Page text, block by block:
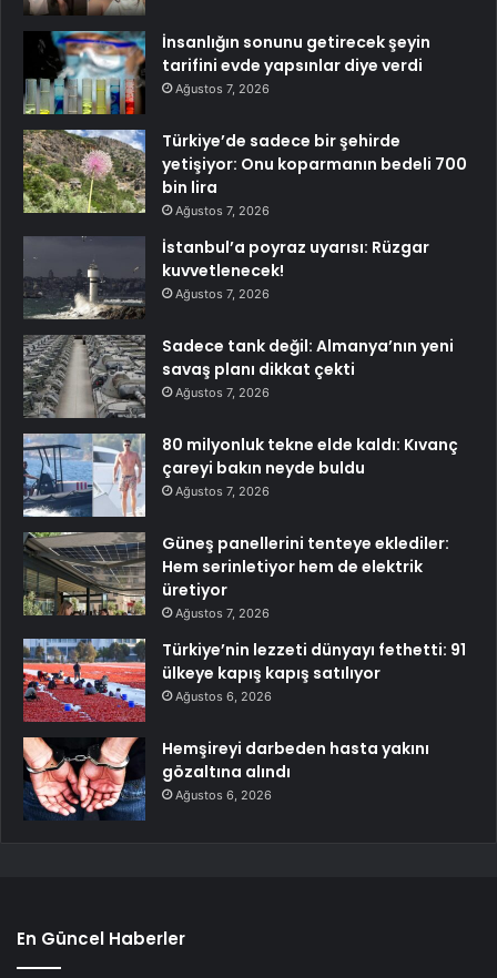
İnsanlığın sonunu getirecek şeyin
tarifini evde yapsınlar diye verdi
Ağustos 7, 2026
Türkiye’de sadece bir şehirde
yetişiyor: Onu koparmanın bedeli 700
bin lira
Ağustos 7, 2026
İstanbul’a poyraz uyarısı: Rüzgar
kuvvetlenecek!
Ağustos 7, 2026
Sadece tank değil: Almanya’nın yeni
savaş planı dikkat çekti
Ağustos 7, 2026
80 milyonluk tekne elde kaldı: Kıvanç
çareyi bakın neyde buldu
Ağustos 7, 2026
Güneş panellerini tenteye eklediler:
Hem serinletiyor hem de elektrik
üretiyor
Ağustos 7, 2026
Türkiye’nin lezzeti dünyayı fethetti: 91
ülkeye kapış kapış satılıyor
Ağustos 6, 2026
Hemşireyi darbeden hasta yakını
gözaltına alındı
Ağustos 6, 2026
En Güncel Haberler